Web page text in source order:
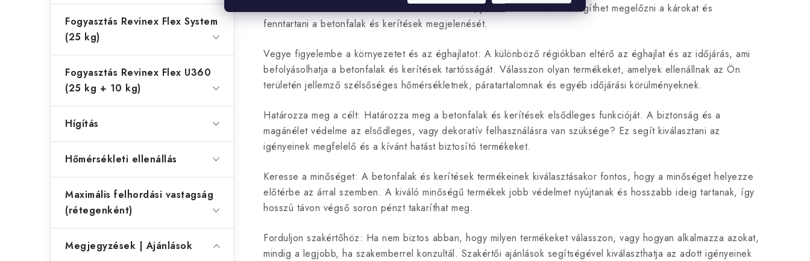
Fogyasztás Revinex Flex System
(25 kg)
Fogyasztás Revinex Flex U360
(25 kg + 10 kg)
Hígítás
Hőmérsékleti ellenállás
Maximális felhordási vastagság
(rétegenként)
Megjegyzések | Ajánlások
iélettartam biztosításához. A rendszeres tisztítás, javítás és ellenőrzés segíthet megelőzni a károkat és
fenntartani a betonfalak és kerítések megjelenését.
Vegye figyelembe a környezetet és az éghajlatot: A különböző régiókban eltérő az éghajlat és az időjárás, ami
befolyásolhatja a betonfalak és kerítések tartósságát. Válasszon olyan termékeket, amelyek ellenállnak az Ön
területén jellemző szélsőséges hőmérsékletnek, páratartalomnak és egyéb időjárási körülményeknek.
Határozza meg a célt: Határozza meg a betonfalak és kerítések elsődleges funkcióját. A biztonság és a
magánélet védelme az elsődleges, vagy dekoratív felhasználásra van szüksége? Ez segít kiválasztani az
igényeinek megfelelő és a kívánt hatást biztosító termékeket.
Keresse a minőséget: A betonfalak és kerítések termékeinek kiválasztásakor fontos, hogy a minőséget helyezze
előtérbe az árral szemben. A kiváló minőségű termékek jobb védelmet nyújtanak és hosszabb ideig tartanak, így
hosszú távon végső soron pénzt takaríthat meg.
Forduljon szakértőhöz: Ha nem biztos abban, hogy milyen termékeket válasszon, vagy hogyan alkalmazza azokat,
mindig a legjobb, ha szakemberrel konzultál. Szakértői ajánlások segítségével kiválaszthatja az adott igényeinek